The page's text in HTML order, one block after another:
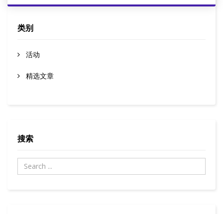
类别
活动
精选文章
搜索